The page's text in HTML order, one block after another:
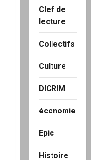
Clef de
lecture
Collectifs
Culture
DICRIM
économie
Epic
Histoire